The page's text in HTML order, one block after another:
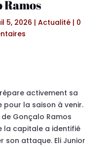
Ramos
5, 2026 | Actualité| 0
activement sa
la saison à venir.
Gonçalo Ramos
la capitale a identifié
son attaque. Eli Junior